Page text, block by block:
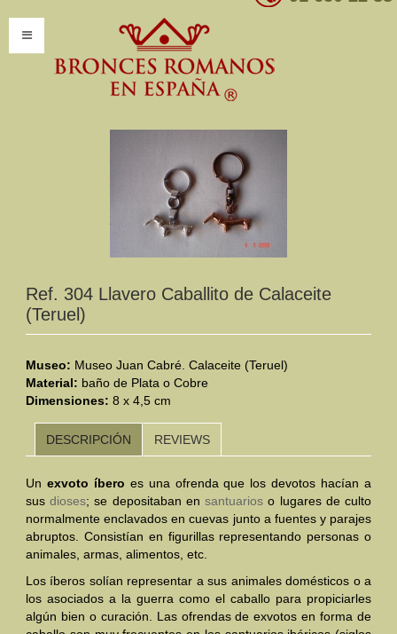
Introducción
Presentación
CATÁLOGO
Catálogo Completo
Clasificaciones
Mundo Romano
Mundo Íbero
Trabajos Especiales
Referencias
Musée Départemental Arlés Antique. Arlés (Francia)
NOTICIAS CONTACTO PRESUPUESTO
Ref. 304 Llavero Caballito de Calaceite
(Teruel)
Museo: Museo Juan Cabré. Calaceite (Teruel)
Material: baño de Plata o Cobre
Dimensiones: 8 x 4,5 cm
DESCRIPCIÓN REVIEWS
Un exvoto íbero es una ofrenda que los devotos hacían a
susdioses; se depositaban ensantuarios o lugares de culto
normalmente enclavados en cuevas junto a fuentes y parajes
abruptos. Consistían en figurillas representando personas o
animales, armas, alimentos, etc.
Los íberos solían representar a sus animales domésticos o a
los asociados a la guerra como el caballo para propiciarles
algún bien o curación. Las ofrendas de exvotos en forma de